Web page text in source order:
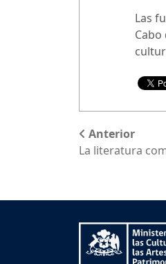
Las
Anterior
La literatura